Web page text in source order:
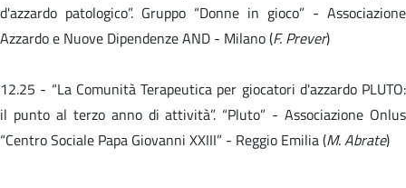
d'azzardo patologico”. Gruppo “Donne in gioco” - Associazione
Azzardo e Nuove Dipendenze AND - Milano (F. Prever)
12.25 - “La Comunità Terapeutica per giocatori d'azzardo PLUTO:
il punto al terzo anno di attività”. “Pluto” - Associazione Onlus
“Centro Sociale Papa Giovanni XXIII” - Reggio Emilia (M. Abrate)